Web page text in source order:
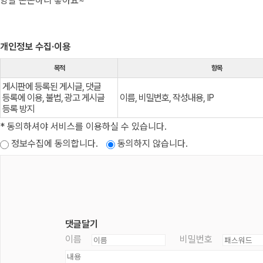
개인정보 수집·이용
목적 항목
게시판에 등록된 게시글, 댓글
등록에 이용, 불법, 광고 게시글
등록 방지
이름, 비밀번호, 작성내용, IP
* 동의하셔야 서비스를 이용하실 수 있습니다.
정보수집에 동의합니다.
동의하지 않습니다.
댓글달기
이름
비밀번호